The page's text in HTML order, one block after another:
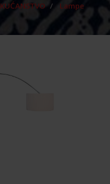
KUĆANSTVO
Lampe